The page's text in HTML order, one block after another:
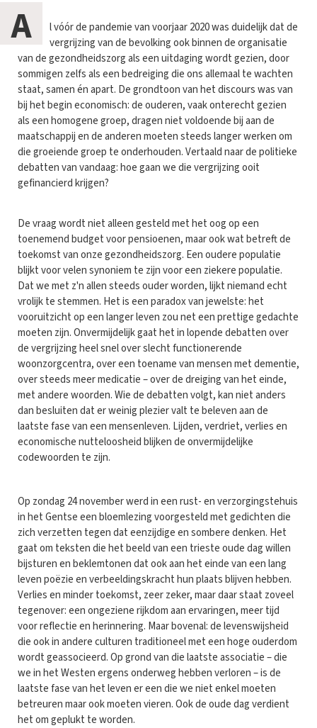
A
l vóór de pandemie van voorjaar 2020 was duidelijk dat de
vergrijzing van de bevolking ook binnen de organisatie
van de gezondheidszorg als een uitdaging wordt gezien, door
sommigen zelfs als een bedreiging die ons allemaal te wachten
staat, samen én apart. De grondtoon van het discours was van
bij het begin economisch: de ouderen, vaak onterecht gezien
als een homogene groep, dragen niet voldoende bij aan de
maatschappij en de anderen moeten steeds langer werken om
die groeiende groep te onderhouden. Vertaald naar de politieke
debatten van vandaag: hoe gaan we die vergrijzing ooit
gefinancierd krijgen?
De vraag wordt niet alleen gesteld met het oog op een
toenemend budget voor pensioenen, maar ook wat betreft de
toekomst van onze gezondheidszorg. Een oudere populatie
blijkt voor velen synoniem te zijn voor een ziekere populatie.
Dat we met z'n allen steeds ouder worden, lijkt niemand echt
vrolijk te stemmen. Het is een paradox van jewelste: het
vooruitzicht op een langer leven zou net een prettige gedachte
moeten zijn. Onvermijdelijk gaat het in lopende debatten over
de vergrijzing heel snel over slecht functionerende
woonzorgcentra, over een toename van mensen met dementie,
over steeds meer medicatie – over de dreiging van het einde,
met andere woorden. Wie de debatten volgt, kan niet anders
dan besluiten dat er weinig plezier valt te beleven aan de
laatste fase van een mensenleven. Lijden, verdriet, verlies en
economische nutteloosheid blijken de onvermijdelijke
codewoorden te zijn.
Op zondag 24 november werd in een rust- en verzorgingstehuis
in het Gentse een bloemlezing voorgesteld met gedichten die
zich verzetten tegen dat eenzijdige en sombere denken. Het
gaat om teksten die het beeld van een trieste oude dag willen
bijsturen en beklemtonen dat ook aan het einde van een lang
leven poëzie en verbeeldingskracht hun plaats blijven hebben.
Verlies en minder toekomst, zeer zeker, maar daar staat zoveel
tegenover: een ongeziene rijkdom aan ervaringen, meer tijd
voor reflectie en herinnering. Maar bovenal: de levenswijsheid
die ook in andere culturen traditioneel met een hoge ouderdom
wordt geassocieerd. Op grond van die laatste associatie – die
we in het Westen ergens onderweg hebben verloren – is de
laatste fase van het leven er een die we niet enkel moeten
betreuren maar ook moeten vieren. Ook de oude dag verdient
het om geplukt te worden.